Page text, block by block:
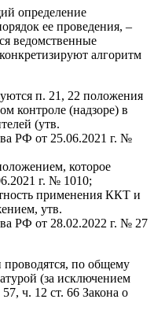
определение
ее проведения, –
ведомственные
алгоритм
п. 21, 22 положения
контроле (надзоре) в
(утв.
РФ от 25.06.2021 г. №
которое
г. № 1010;
применения ККТ и
утв.
РФ от 28.02.2022 г. № 27
по общему
(за исключением
ч. 12 ст. 66 Закона о